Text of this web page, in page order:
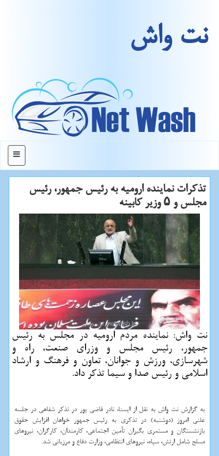
نت واش
منو
تذكرات نماینده ارومیه به رئیس جمهور، رئیس
مجلس و ۵ وزیر كابینه
نت واش: نماینده مردم ارومیه در مجلس به رئیس
جمهور، رئیس مجلس و وزرای صنعت، راه و
شهرسازی، ورزش و جوانان، تعاون و فرهنگ و ارشاد
اسلامی و رئیس صدا و سیما تذكر داد.
به گزارش نت واش به نقل از ایسنا، نادر قاضی پور در تذكر شفاهی در جلسه
علنی امروز (دوشنبه) در تذكری به رئیس جمهور خواهان افزایش حقوق
بازنشستگان و مستمری بگیران تأمین اجتماعی، كارمندان، كارگران، نیروهای
مسلح شامل ارتش، سپاه، نیروهای انتظامی، وزارت دفاع و مرزبانی شد.